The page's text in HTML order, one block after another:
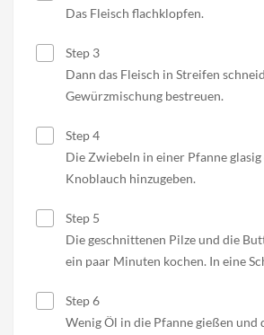
Das Fleisch flachklopfen.
Step 3
Dann das Fleisch in Streifen
Gewürzmischung bestreuen.
Step 4
Die Zwiebeln in einer Pfanne
Knoblauch hinzugeben.
Step 5
Die geschnittenen Pilze und die
ein paar Minuten kochen. In eine
Step 6
Wenig Öl in die Pfanne gießen und